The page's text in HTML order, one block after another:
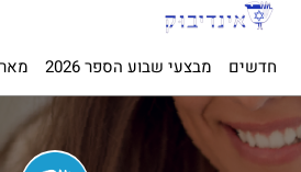
חדשים מבצעי שבוע הספר 2026